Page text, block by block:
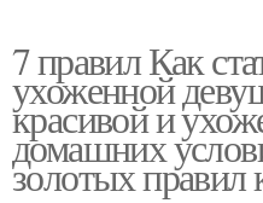
7 правил Как
ухоженной
красивой и
домашних
золотых правил